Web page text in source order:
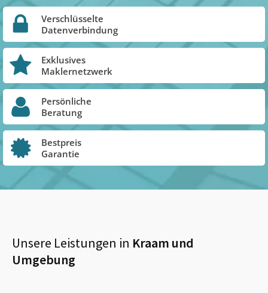
Verschlüsselte
Datenverbindung
Exklusives
Maklernetzwerk
Persönliche
Beratung
Bestpreis
Garantie
Unsere Leistungen in Kraam und
Umgebung